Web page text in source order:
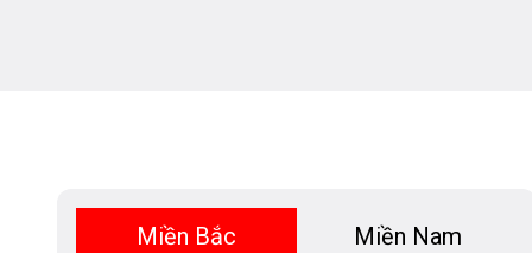
Miền Bắc Miền Nam